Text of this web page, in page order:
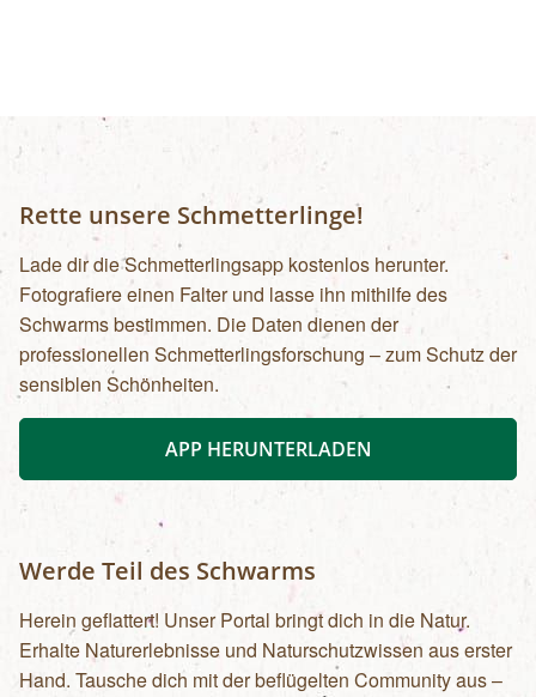
Uhr): Erwachsene: € 7,00Kinder und Jugendliche
bis 15 Jahre: € 5,00Familienkarte (max. 4
Personen): € 12,00
Rette unsere Schmetterlinge!
Lade dir die Schmetterlingsapp kostenlos herunter.
Fotografiere einen Falter und lasse ihn mithilfe des
Schwarms bestimmen. Die Daten dienen der
professionellen Schmetterlingsforschung – zum Schutz der
sensiblen Schönheiten.
APP HERUNTERLADEN
Werde Teil des Schwarms
Herein geflattert! Unser Portal bringt dich in die Natur.
Erhalte Naturerlebnisse und Naturschutzwissen aus erster
Hand. Tausche dich mit der beflügelten Community aus –